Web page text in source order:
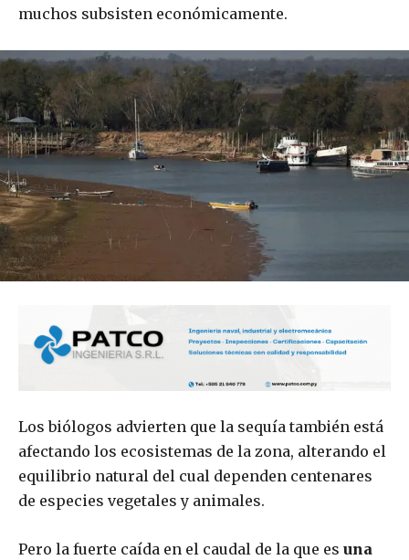
muchos subsisten económicamente.
Los biólogos advierten que la sequía también está
afectando los ecosistemas de la zona, alterando el
equilibrio natural del cual dependen centenares
de especies vegetales y animales.
Pero la fuerte caída en el caudal de la que es una